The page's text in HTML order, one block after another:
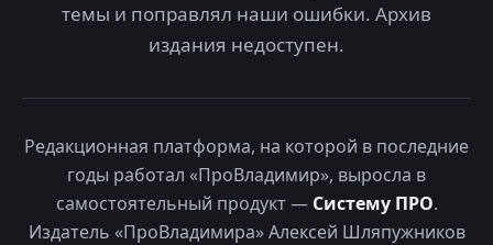
темы и поправлял наши ошибки. Архив
издания недоступен.
Редакционная платформа, на которой в последние
годы работал «ПроВладимир», выросла в
самостоятельный продукт — Систему ПРО.
Издатель «ПроВладимира» Алексей Шляпужников